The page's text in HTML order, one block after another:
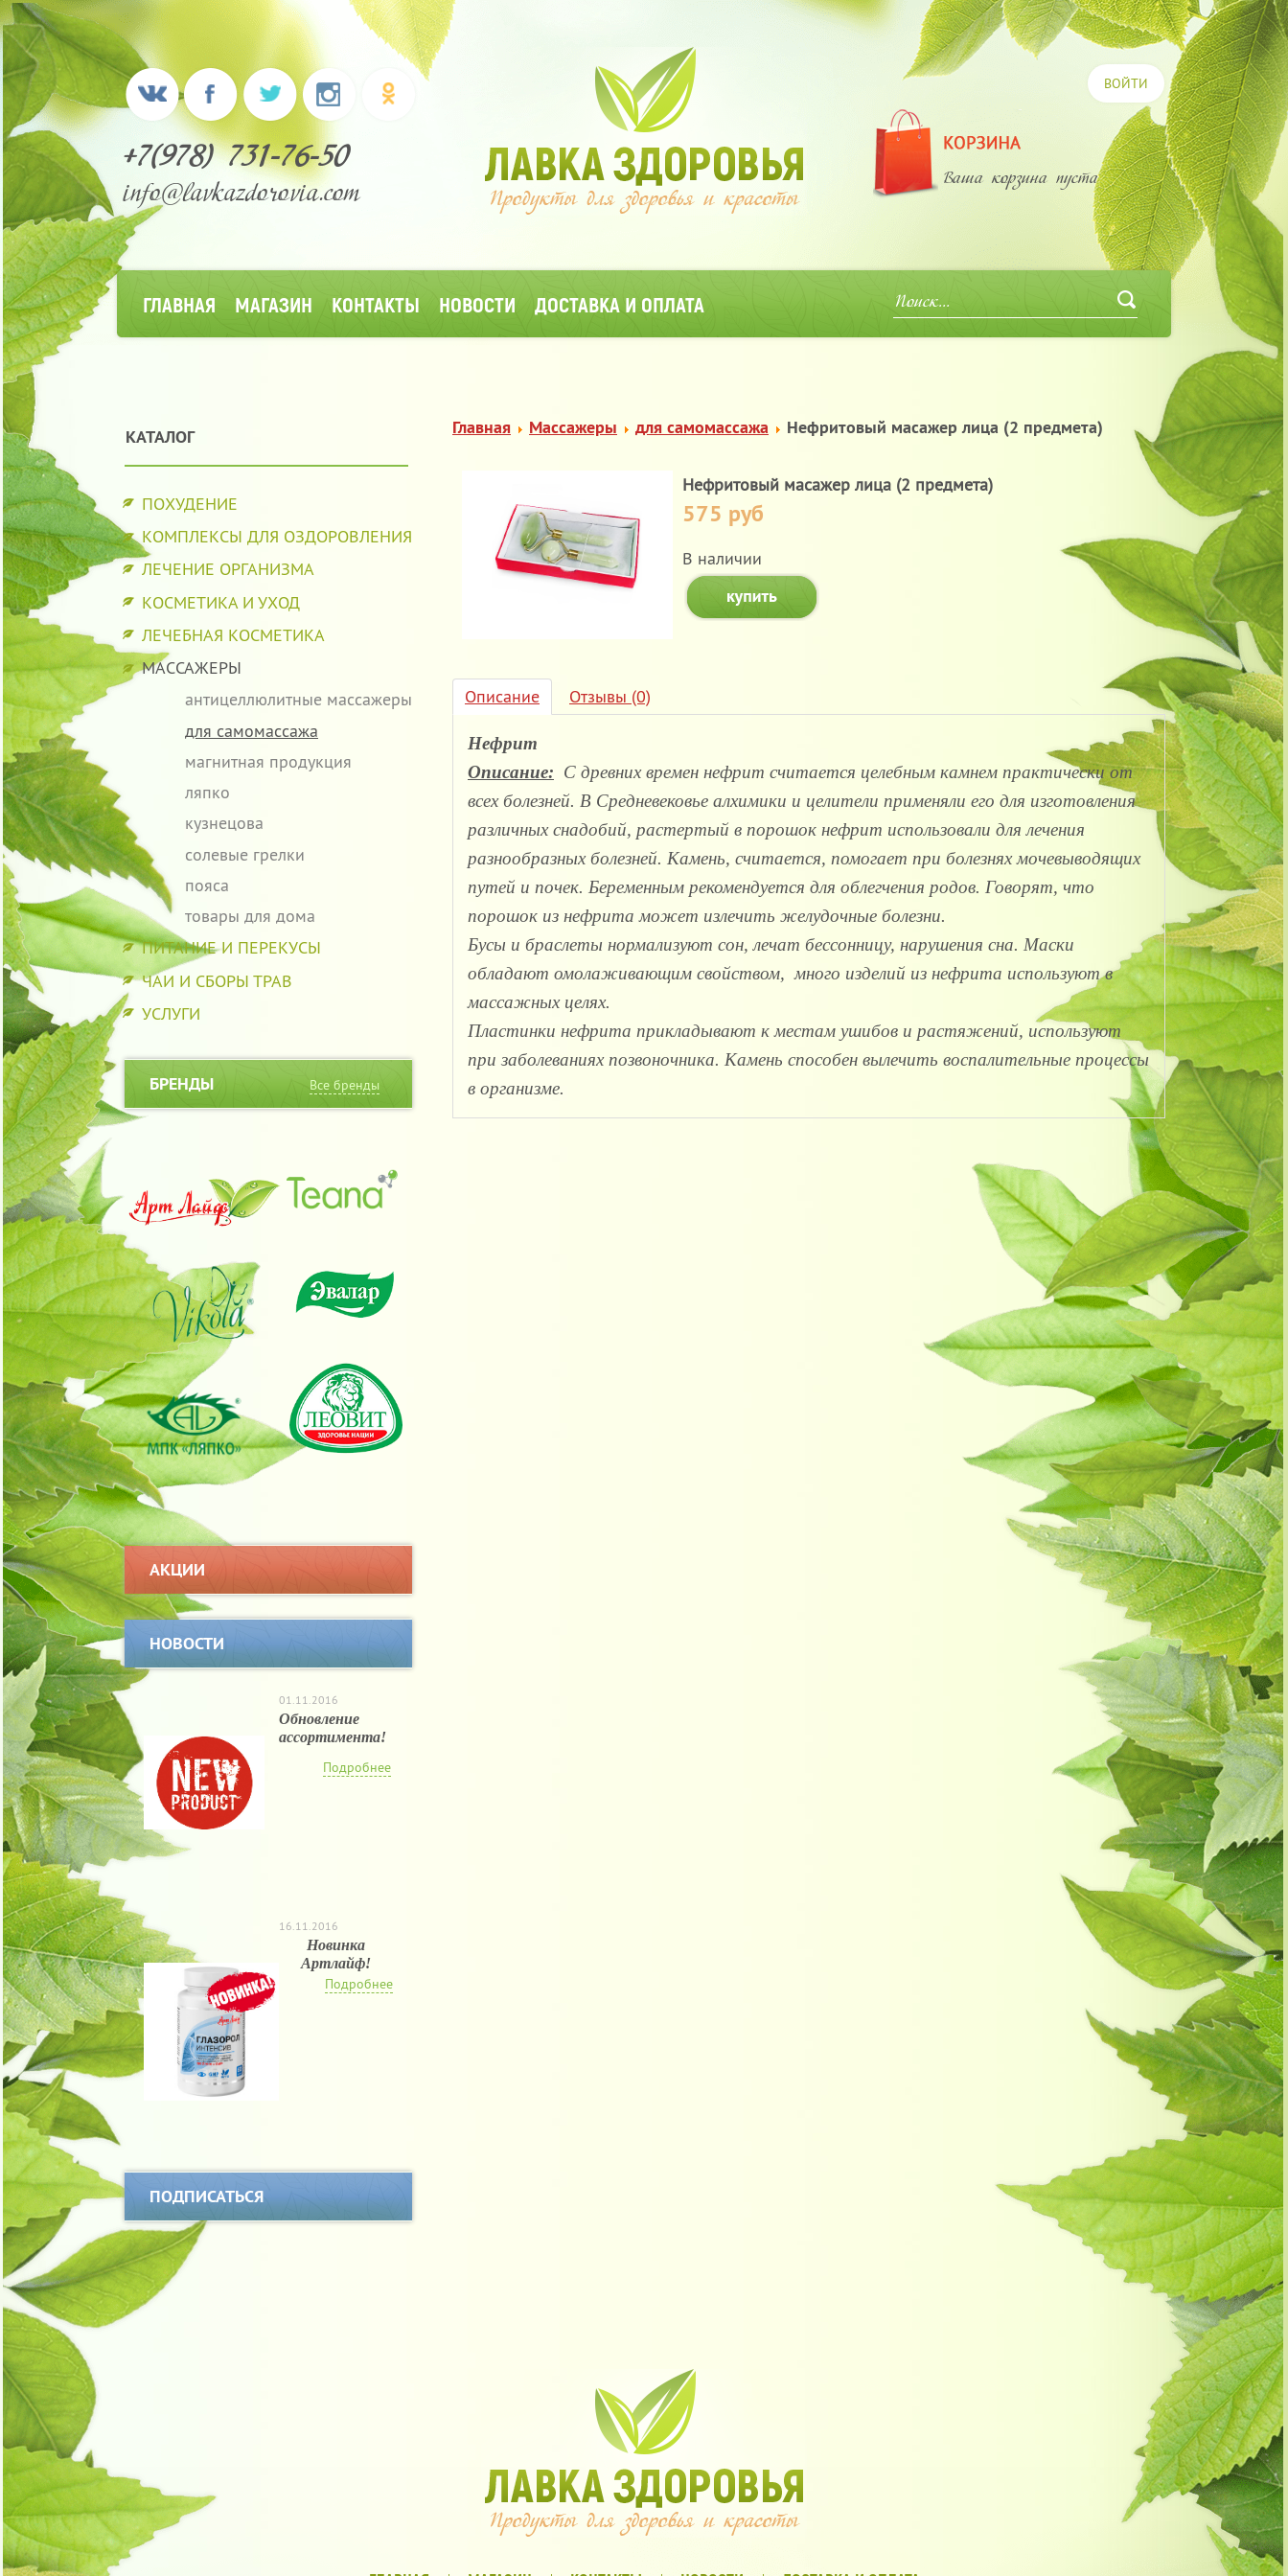
+7(978) 731-76-50
info@lavkazdorovia.com
ВОЙТИ
Ваша корзина пуста
ГЛАВНАЯ МАГАЗИН КОНТАКТЫ НОВОСТИ ДОСТАВКА И ОПЛАТА
КАТАЛОГ
ПОХУДЕНИЕ
КОМПЛЕКСЫ ДЛЯ ОЗДОРОВЛЕНИЯ
ЛЕЧЕНИЕ ОРГАНИЗМА
КОСМЕТИКА И УХОД
ЛЕЧЕБНАЯ КОСМЕТИКА
МАССАЖЕРЫ
антицеллюлитные массажеры
для самомассажа
магнитная продукция
ляпко
кузнецова
солевые грелки
пояса
товары для дома
ПИТАНИЕ И ПЕРЕКУСЫ
ЧАИ И СБОРЫ ТРАВ
УСЛУГИ
БРЕНДЫ Все бренды
АКЦИИ
НОВОСТИ
01.11.2016
Обновление
ассортимента!
Подробнее
16.11.2016
Новинка
Артлайф!
Подробнее
ПОДПИСАТЬСЯ
Главная Массажеры для самомассажа Нефритовый масажер лица (2 предмета)
Нефритовый масажер лица (2 предмета)
575 руб
В наличии
Описание Отзывы (0)
Нефрит
Описание: С древних времен нефрит считается целебным камнем практически от
всех болезней. В Средневековье алхимики и целители применяли его для изготовления
различных снадобий, растертый в порошок нефрит использовали для лечения
разнообразных болезней. Камень, считается, помогает при болезнях мочевыводящих
путей и почек. Беременным рекомендуется для облегчения родов. Говорят, что
порошок из нефрита может излечить желудочные болезни.
Бусы и браслеты нормализуют сон, лечат бессонницу, нарушения сна. Маски
обладают омолаживающим свойством, много изделий из нефрита используют в
массажных целях.
Пластинки нефрита прикладывают к местам ушибов и растяжений, используют
при заболеваниях позвоночника. Камень способен вылечить воспалительные процессы
в организме.